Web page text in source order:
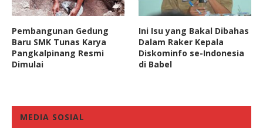
Pembangunan Gedung
Baru SMK Tunas Karya
Pangkalpinang Resmi
Dimulai
Ini Isu yang Bakal Dibahas
Dalam Raker Kepala
Diskominfo se-Indonesia
di Babel
MEDIA SOSIAL